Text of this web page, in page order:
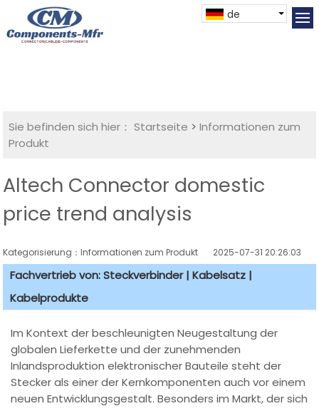
de
Sie befinden sich hier： Startseite >Informationen zum
Produkt
Altech Connector domestic
price trend analysis
Kategorisierung：Informationen zum Produkt 2025-07-31 20:26:03
Fachvertrieb von: Steckverbinder | Kabelsatz |
Kabelprodukte
Im Kontext der beschleunigten Neugestaltung der
globalen Lieferkette und der zunehmenden
Inlandsproduktion elektronischer Bauteile steht der
Stecker als einer der Kernkomponenten auch vor einem
neuen Entwicklungsgestalt. Besonders im Markt, der sich